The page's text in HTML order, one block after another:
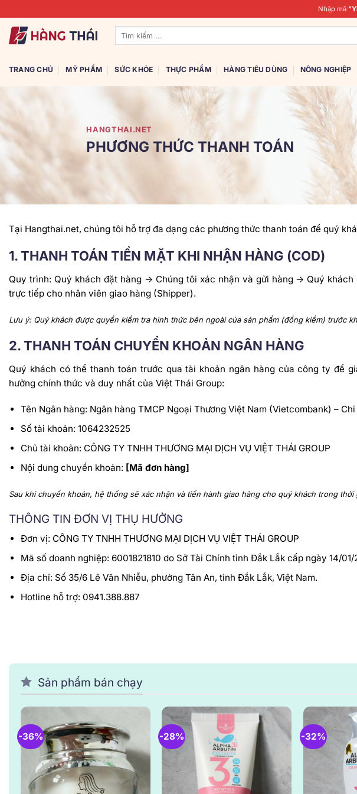
qua
nội
Nhập mã
Tìm
TRANG CHỦ MỸ PHẨM SỨC KHỎE THỰC PHẨM HÀNG TIÊU DÙNG NÔNG NGHIỆP
HANGTHAI.NET
PHƯƠNG THỨC THANH TOÁN
Tại Hangthai.net, chúng tôi hỗ trợ đa dạng các phương thức thanh toán để quý
1. THANH TOÁN TIỀN MẶT KHI NHẬN HÀNG (COD)
Quy trình: Quý khách đặt hàng -> Chúng tôi xác nhận và gửi hàng -> Quý
trực tiếp cho nhân viên giao hàng (Shipper).
Lưu ý: Quý khách được quyền kiểm tra hình thức bên ngoài của sản phẩm (đồng kiểm) trước
2. THANH TOÁN CHUYỂN KHOẢN NGÂN HÀNG
Quý khách có thể thanh toán trước qua tài khoản ngân hàng của công ty để
hưởng chính thức và duy nhất của Việt Thái Group:
Tên Ngân hàng: Ngân hàng TMCP Ngoại Thương Việt Nam (Vietcombank) –
Số tài khoản: 1064232525
Chủ tài khoản: CÔNG TY TNHH THƯƠNG MẠI DỊCH VỤ VIỆT THÁI GROUP
Nội dung chuyển khoản: [Mã đơn hàng]
Sau khi chuyển khoản, hệ thống sẽ xác nhận và tiến hành giao hàng cho quý khách trong thời
THÔNG TIN ĐƠN VỊ THỤ HƯỞNG
Đơn vị: CÔNG TY TNHH THƯƠNG MẠI DỊCH VỤ VIỆT THÁI GROUP
Mã số doanh nghiệp: 6001821810 do Sở Tài Chính tỉnh Đắk Lắk cấp ngày 14/01/
Địa chỉ: Số 35/6 Lê Văn Nhiễu, phường Tân An, tỉnh Đắk Lắk, Việt Nam.
Hotline hỗ trợ: 0941.388.887
Sản phẩm bán chạy
-36% -28% -32%